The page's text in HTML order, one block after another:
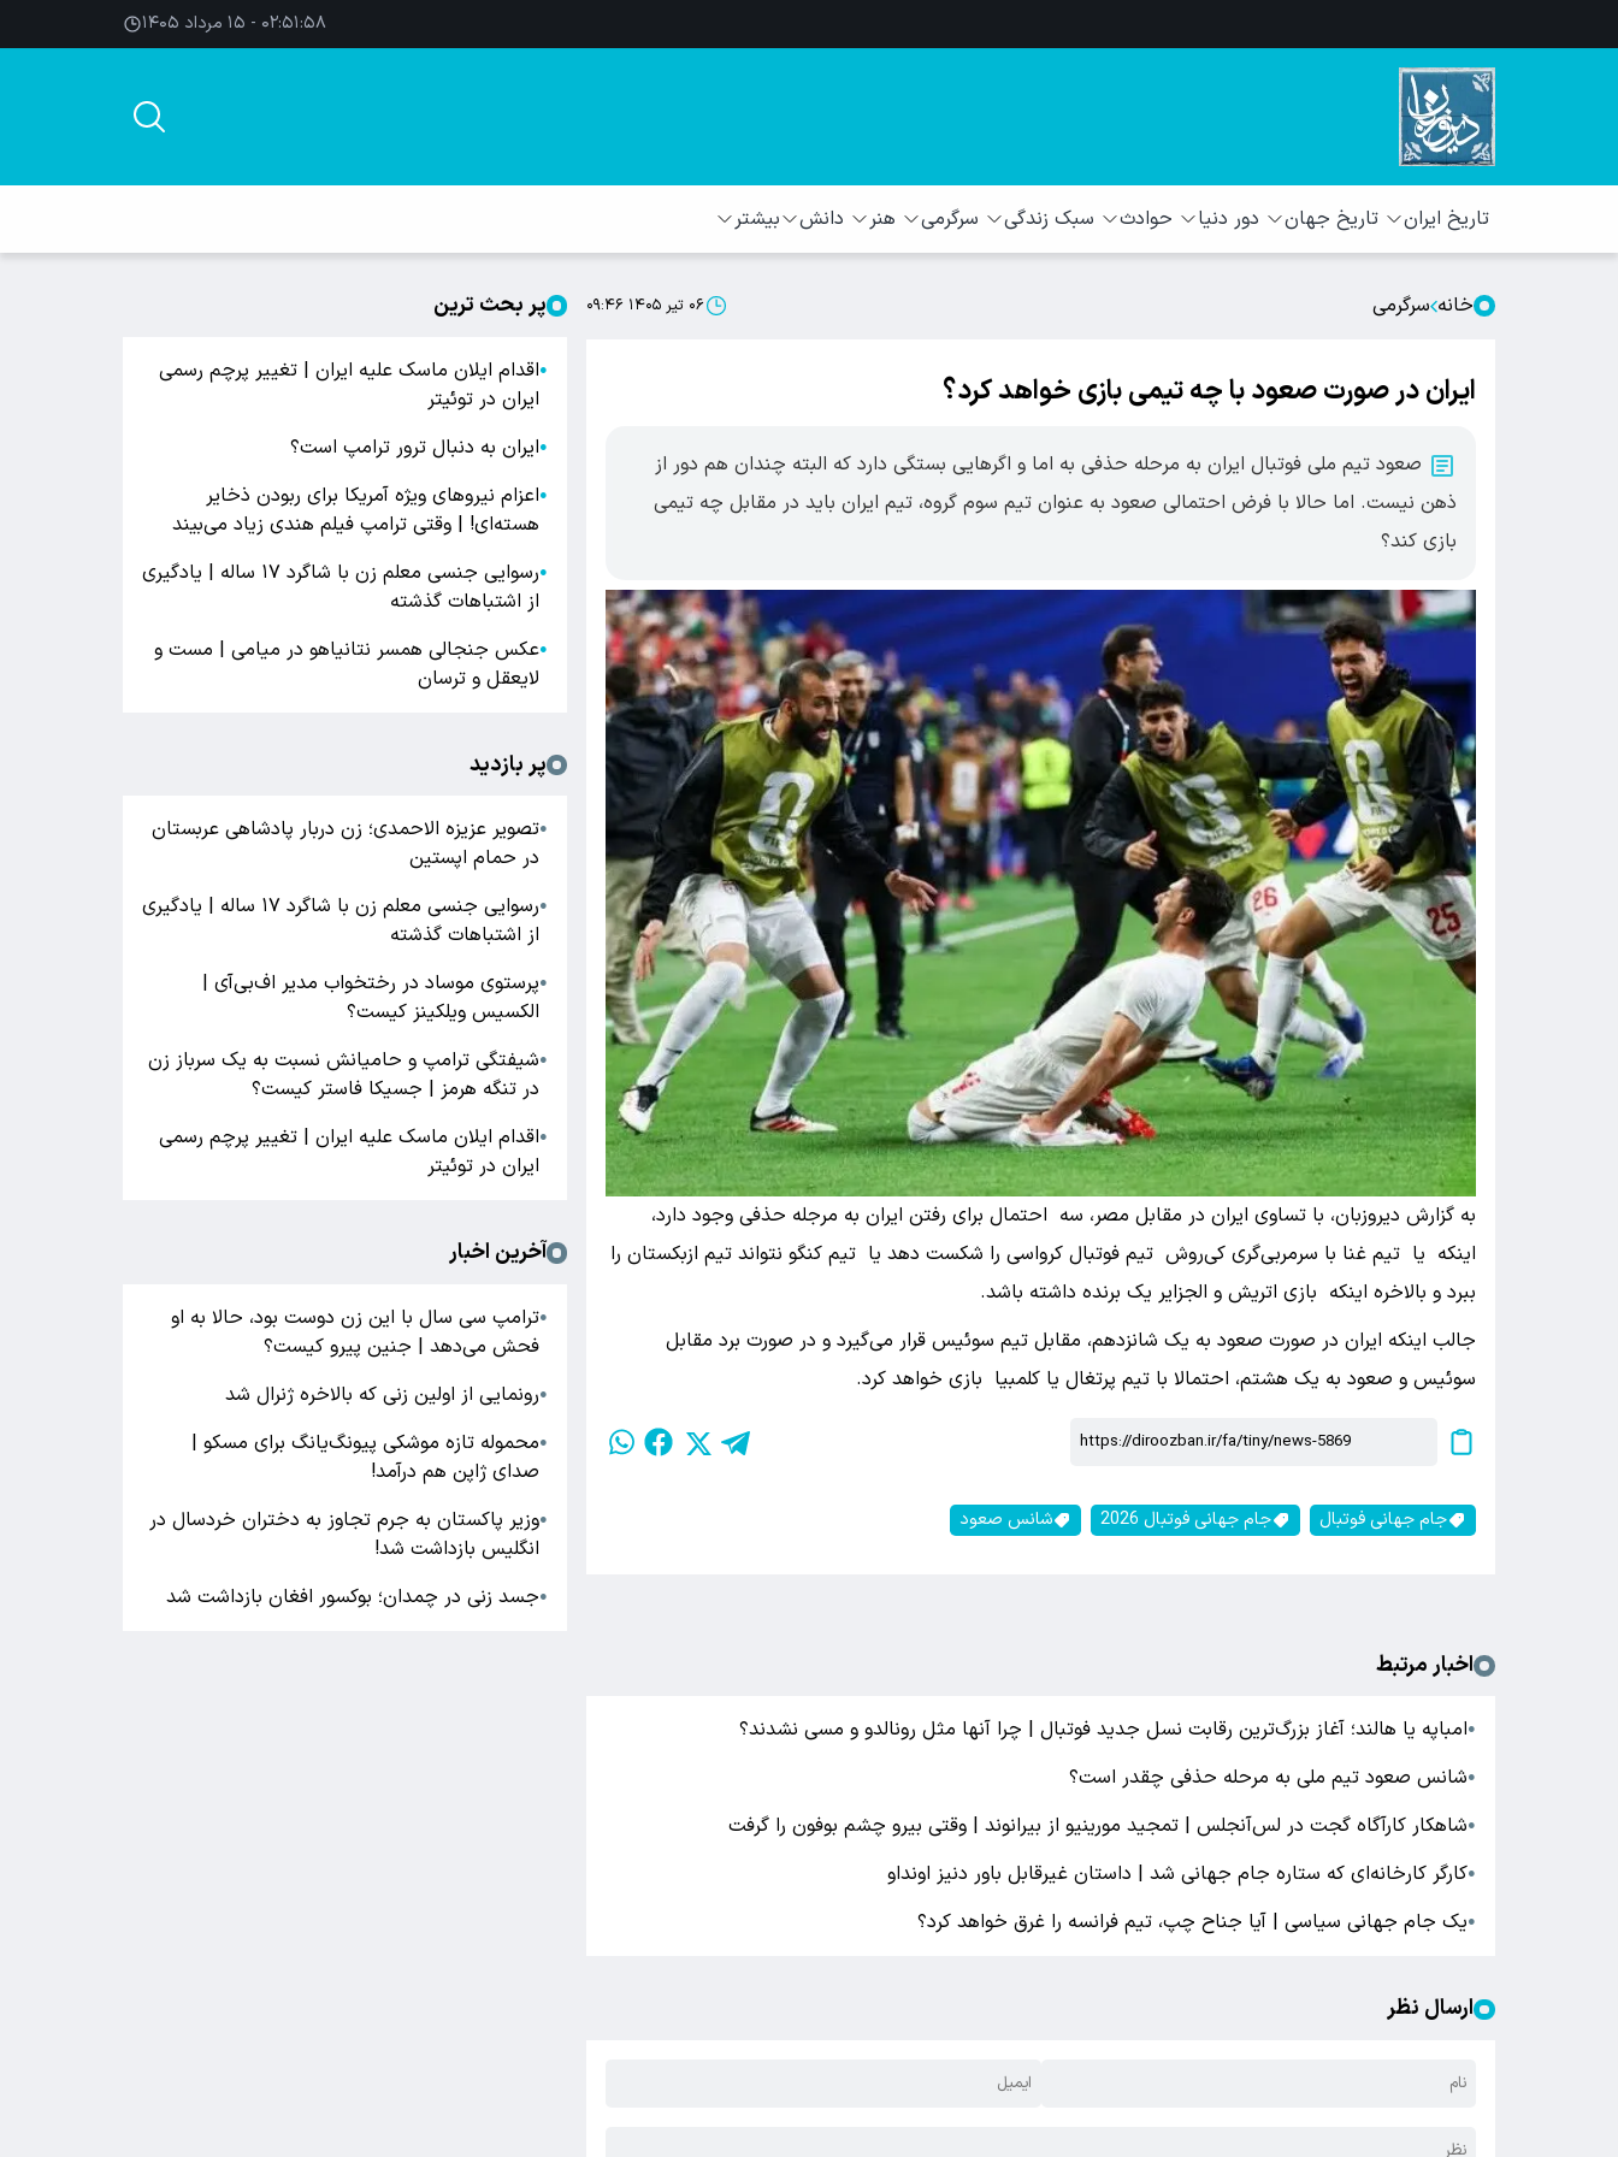
۰۲:۵۱:۵۸ - ۱۵ مرداد ۱۴۰۵
تاریخ ایران تاریخ جهان دور دنیا حوادث سبک زندگی سرگرمی هنر دانش بیشتر
خانه سرگرمی ۰۶ تیر ۱۴۰۵ ۰۹:۴۶
ایران در صورت صعود با چه تیمی بازی خواهد کرد؟
صعود تیم ملی فوتبال ایران به مرحله حذفی به اما و اگرهایی بستگی دارد که البته چندان هم دور از
ذهن نیست. اما حالا با فرض احتمالی صعود به عنوان تیم سوم گروه، تیم ایران باید در مقابل چه تیمی
بازی کند؟
به گزارش دیروزبان، با تساوی ایران در مقابل مصر، سه احتمال برای رفتن ایران به مرجله حذفی وجود دارد،
اینکه یا تیم غنا با سرمربی‌گری کی‌روش تیم فوتبال کرواسی را شکست دهد یا تیم کنگو نتواند تیم ازبکستان را
ببرد و بالاخره اینکه بازی اتریش و الجزایر یک برنده داشته باشد.
جالب اینکه ایران در صورت صعود به یک شانزدهم، مقابل تیم سوئیس قرار می‌گیرد و در صورت برد مقابل
سوئیس و صعود به یک هشتم، احتمالا با تیم پرتغال یا کلمبیا بازی خواهد کرد.
جام جهانی فوتبال جام جهانی فوتبال 2026 شانس صعود
اخبار مرتبط
●امباپه یا هالند؛ آغاز بزرگ‌ترین رقابت نسل جدید فوتبال | چرا آنها مثل رونالدو و مسی نشدند؟
●شانس صعود تیم ملی به مرحله حذفی چقدر است؟
●شاهکار کارآگاه گجت در لس‌آنجلس | تمجید مورینیو از بیرانوند | وقتی بیرو چشم بوفون را گرفت
●کارگر کارخانه‌ای که ستاره جام جهانی شد | داستان غیرقابل ‌باور دنیز اونداو
●یک جام جهانی سیاسی | آیا جناح چپ، تیم فرانسه را غرق خواهد کرد؟
ارسال نظر
پر بحث ترین
●اقدام ایلان ماسک علیه ایران | تغییر پرچم رسمی
ایران در توئیتر
●ایران به دنبال ترور ترامپ است؟
●اعزام نیروهای ویژه آمریکا برای ربودن ذخایر
هسته‌ای! | وقتی ترامپ فیلم هندی زیاد می‌بیند
●
رسوایی جنسی معلم زن با شاگرد ۱۷ ساله | یادگیری
از اشتباهات گذشته
●عکس جنجالی همسر نتانیاهو در میامی | مست و
لایعقل و ترسان
پر بازدید
●تصویر عزیزه الاحمدی؛ زن دربار پادشاهی عربستان
در حمام اپستین
●
رسوایی جنسی معلم زن با شاگرد ۱۷ ساله | یادگیری
از اشتباهات گذشته
●پرستوی موساد در رختخواب مدیر اف‌بی‌آی |
الکسیس ویلکینز کیست؟
●شیفتگی ترامپ و حامیانش نسبت به یک سرباز زن
در تنگه هرمز | جسیکا فاستر کیست؟
●اقدام ایلان ماسک علیه ایران | تغییر پرچم رسمی
ایران در توئیتر
آخرین اخبار
●ترامپ سی سال با این زن دوست بود، حالا به او
فحش می‌دهد | جنین پیرو کیست؟
●رونمایی از اولین زنی که بالاخره ژنرال شد
●محموله تازه موشکی پیونگ‌یانگ برای مسکو |
صدای ژاپن هم درآمد!
●وزیر پاکستان به جرم تجاوز به دختران خردسال در
انگلیس بازداشت شد!
●جسد زنی در چمدان؛ بوکسور افغان بازداشت شد